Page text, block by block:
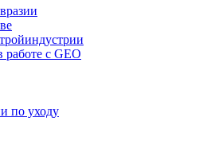
с GEO
по уходу